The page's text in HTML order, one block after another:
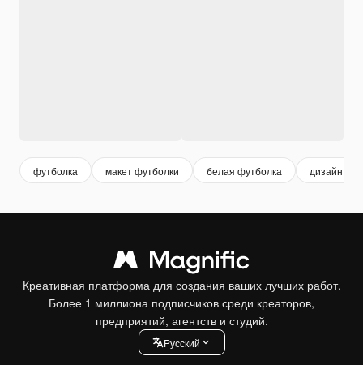
футболка макет футболки белая футболка дизайн
Креативная платформа для создания ваших лучших работ.
Более 1 миллиона подписчиков среди креаторов,
предприятий, агентств и студий.
Pусский